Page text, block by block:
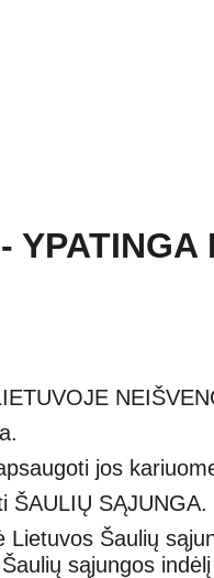
YPATINGA
jos
ŠAULIŲ SĄJUNGA.
Lietuvos Šaulių
sąjungos